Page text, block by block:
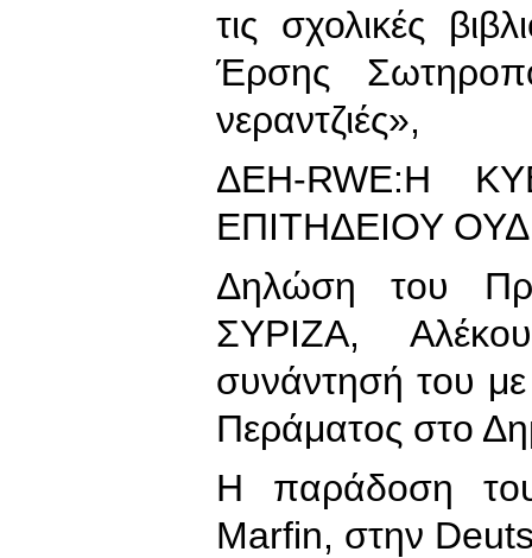
τις σχολικές
Έρσης
νεραντζιές»,
ΔΕΗ-RWE:Η
ΕΠΙΤΗΔΕΙΟΥ
Δηλώση του
ΣΥΡΙΖΑ,
συνάντησή του
Περάματος στο
Η παράδοση
Marfin, στην